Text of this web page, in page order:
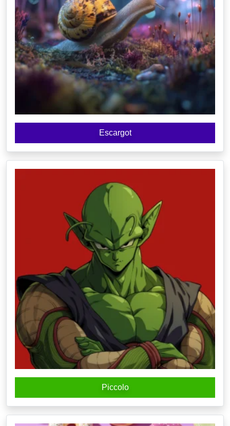
Escargot
Piccolo